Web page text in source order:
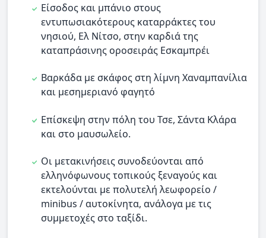
Είσοδος και μπάνιο στους
εντυπωσιακότερους καταρράκτες του
νησιού, Ελ Νίτσο, στην καρδιά της
καταπράσινης οροσειράς Εσκαμπρέι
Βαρκάδα με σκάφος στη λίμνη Χαναμπανίλια
και μεσημεριανό φαγητό
Επίσκεψη στην πόλη του Τσε, Σάντα Κλάρα
και στο μαυσωλείο.
Οι μετακινήσεις συνοδεύονται από
ελληνόφωνους τοπικούς ξεναγούς και
εκτελούνται με πολυτελή λεωφορείο /
minibus / αυτοκίνητα, ανάλογα με τις
συμμετοχές στο ταξίδι.